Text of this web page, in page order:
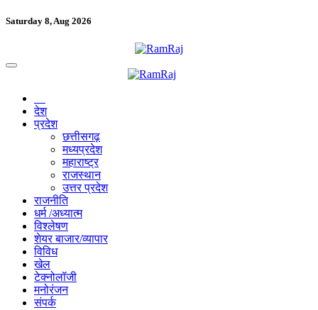
Saturday 8, Aug 2026
देश
प्रदेश
छत्तीसगढ़
मध्यप्रदेश
महाराष्ट्र
राजस्थान
उत्तर प्रदेश
राजनीति
धर्म /अध्यात्म
विश्लेषण
शेयर बाजार/व्यापार
विविध
खेल
टेक्नोलॉजी
मनोरंजन
संपर्क